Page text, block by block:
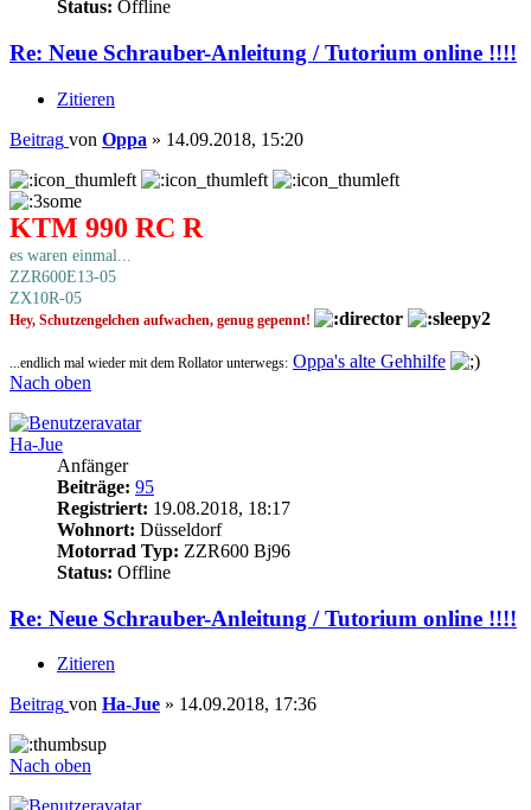
Status: Offline
Re: Neue Schrauber-Anleitung / Tutorium online !!!!
Zitieren
Beitrag von Oppa » 14.09.2018, 15:20
KTM 990 RC R
es waren einmal...
ZZR600E13-05
ZX10R-05
Hey, Schutzengelchen aufwachen, genug gepennt!
...endlich mal wieder mit dem Rollator unterwegs: Oppa's alte Gehhilfe
Nach oben
Ha-Jue
Anfänger
Beiträge: 95
Registriert: 19.08.2018, 18:17
Wohnort: Düsseldorf
Motorrad Typ: ZZR600 Bj96
Status: Offline
Re: Neue Schrauber-Anleitung / Tutorium online !!!!
Zitieren
Beitrag von Ha-Jue » 14.09.2018, 17:36
Nach oben